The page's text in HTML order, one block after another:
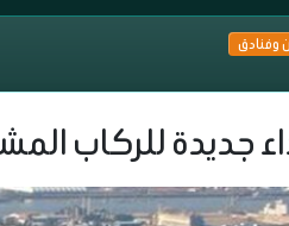
وفنادق
جديدة للركاب